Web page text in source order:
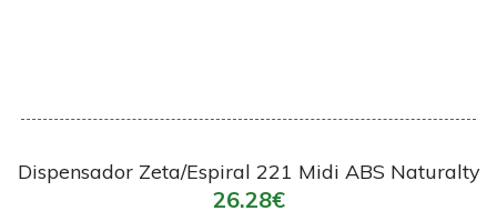
Dispensador Zeta/Espiral 221 Midi ABS Naturalty
26.28€